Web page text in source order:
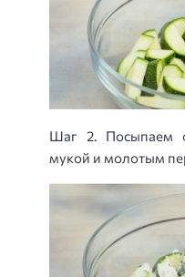
Шаг 2. Посыпаем
мукой и молотым